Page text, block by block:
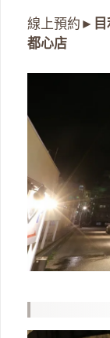
線上預約►
都心店